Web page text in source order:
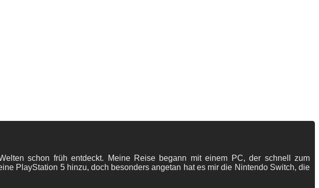
schon früh entdeckt. Meine Reise begann mit einem PC, der schnell zum
PlayStation 5 hinzu, doch besonders angetan hat es mir die Nintendo Switch, die